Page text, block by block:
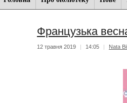
Французька
12 травня 2019 | 14:05 | Nata